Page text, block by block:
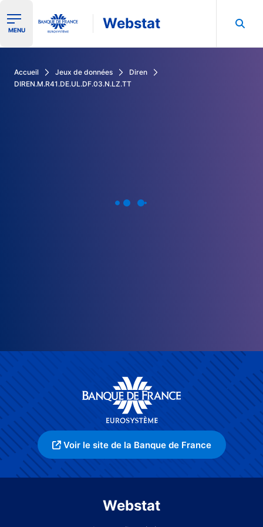
Ouvrir le menu de navigation
MENU Webstat
Accueil Jeux de données
Diren
DIREN.M.R41.DE.UL.DF.03.N.LZ.TT
Voir le site de la Banque de France
Webstat